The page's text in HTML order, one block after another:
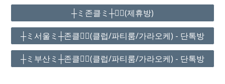
┼ミ존클ミ┼❤️‍🔥(제휴방)
┼ミ서울ミ┼존클❤️‍🔥(클럽/파티룸/가라오케) - 단톡방
┼ミ부산ミ┼존클❤️‍🔥(클럽/파티룸/가라오케) - 단톡방